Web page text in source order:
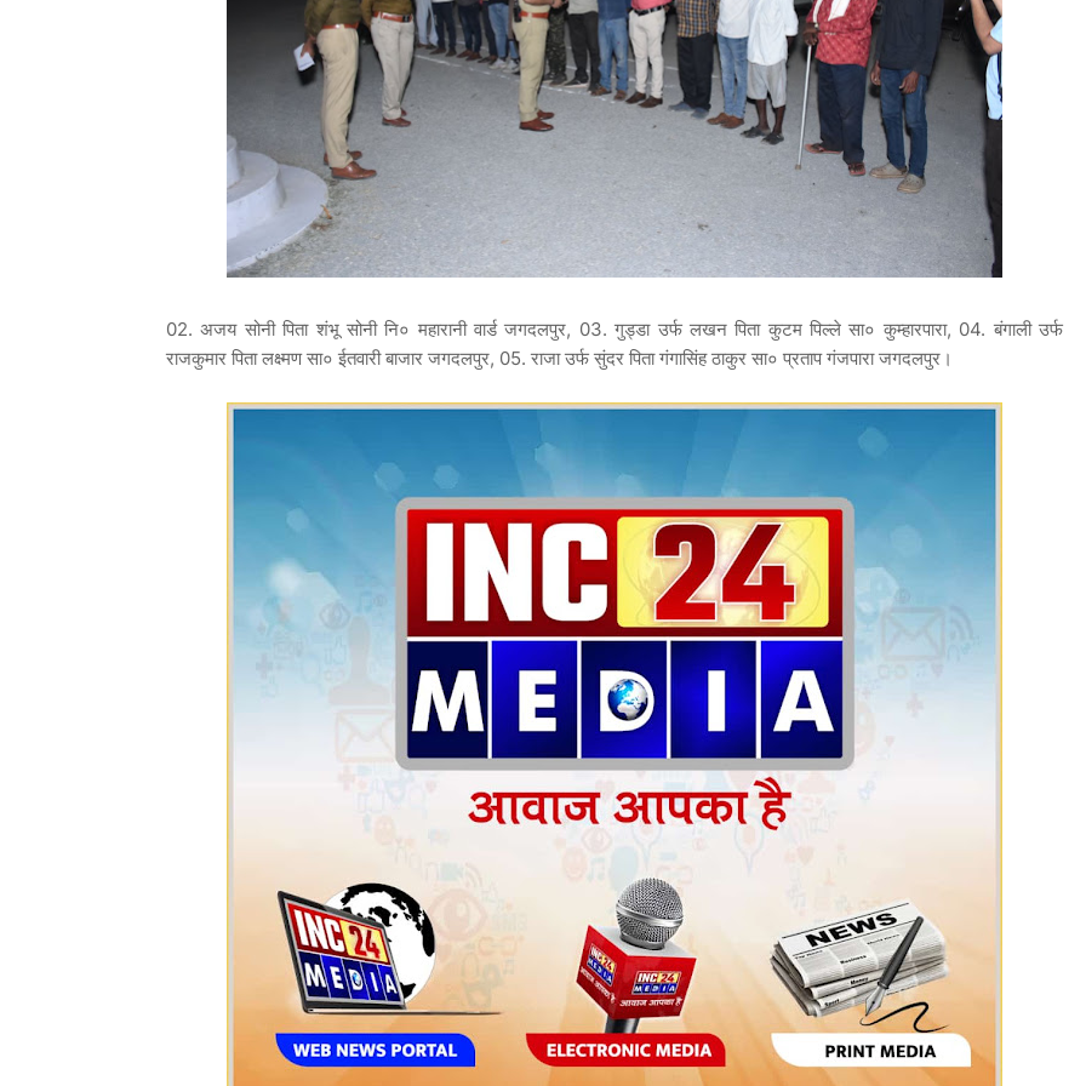
02. अजय सोनी पिता शंभू सोनी नि० महारानी वार्ड जगदलपुर, 03. गुड्डा उर्फ लखन पिता कुटम पिल्ले सा० कुम्हारपारा, 04. बंगाली उर्फ
राजकुमार पिता लक्ष्मण सा० ईतवारी बाजार जगदलपुर, 05. राजा उर्फ सुंदर पिता गंगासिंह ठाकुर सा० प्रताप गंजपारा जगदलपुर।